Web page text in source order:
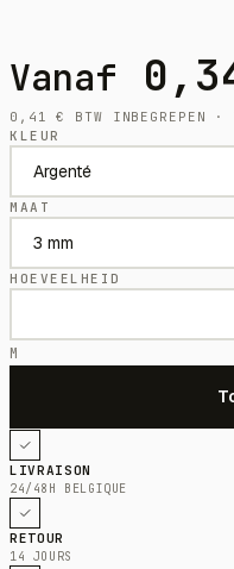
Vanaf
0,41€
BTW INBEGREPEN
KLEUR
MAAT
HOEVEELHEID
M
LIVRAISON
24/48H BELGIQUE
RETOUR
14 JOURS